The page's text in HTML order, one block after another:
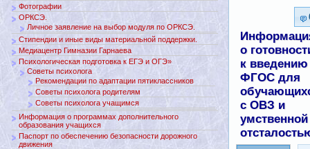
о
к введению
ФГОС для
с ОВЗ и
умственной
Фотографии
ОРКСЭ.
Личное заявление на выбор модуля по ОРКСЭ.
Стипендии и иные виды материальной поддержки.
Медиацентр Гимназии Гарнаева
Психологическая подготовка к ЕГЭ и ОГЭ»
Советы психолога
Рекомендации по адаптации пятиклассников
Советы психолога родителям
Советы психолога учащимся
Информация о программах дополнительного
образования учащихся
Паспорт по обеспечению безопасности дорожного
движения